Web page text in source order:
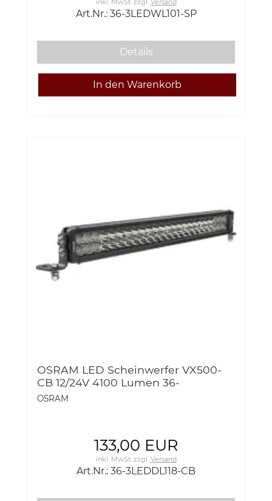
inkl. MwSt.zzgl. Versand
Art.Nr.: 36-3LEDWL101-SP
Details
OSRAM LED Scheinwerfer VX500-
CB 12/24V 4100 Lumen 36-
3LEDDL118-CB
OSRAM
133,00 EUR
inkl. MwSt.zzgl. Versand
Art.Nr.: 36-3LEDDL118-CB